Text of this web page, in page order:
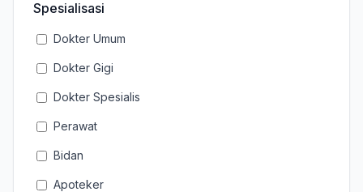
Spesialisasi
Dokter Umum
Dokter Gigi
Dokter Spesialis
Perawat
Bidan
Apoteker